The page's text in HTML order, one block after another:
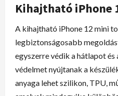
Kihajtható iPhone
A kihajtható iPhone 12 mini
legbiztonságosabb
egyszerre védik a hátlapot
védelmet nyújtanak a
anyaga lehet szilikon, TPU,